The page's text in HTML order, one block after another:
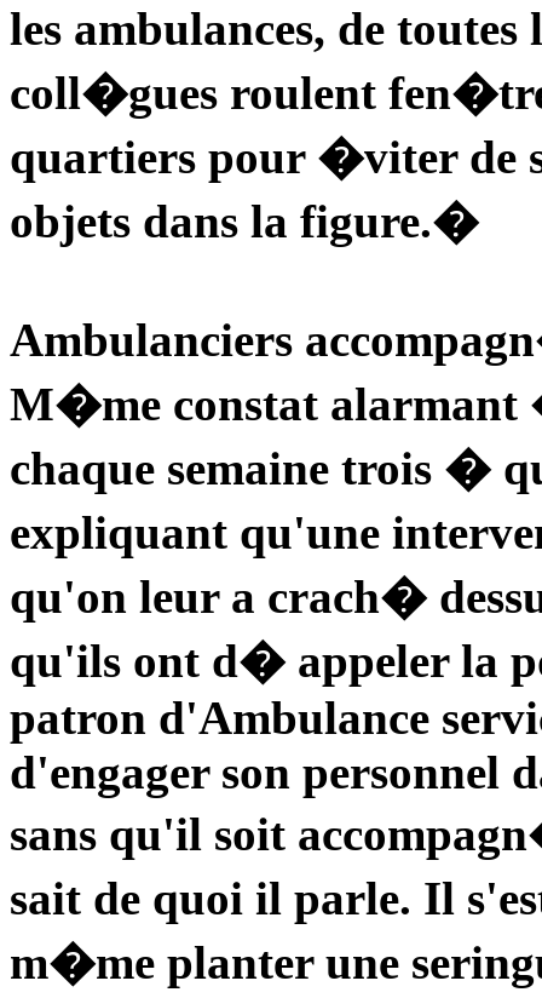
les ambulances, de
coll�gues roulent
quartiers pour �viter de
objets dans la figure.�
Ambulanciers
M�me constat
chaque semaine trois �
expliquant qu'une
qu'on leur a crach�
qu'ils ont d� appeler la
patron d'Ambulance
d'engager son personnel
sans qu'il soit
sait de quoi il parle. Il
m�me planter une